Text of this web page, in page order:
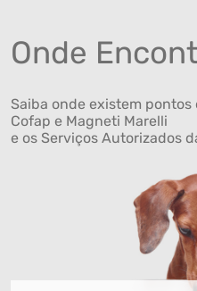
Onde
Saiba onde existem
Cofap e Magneti Marelli
e os Serviços Autorizados